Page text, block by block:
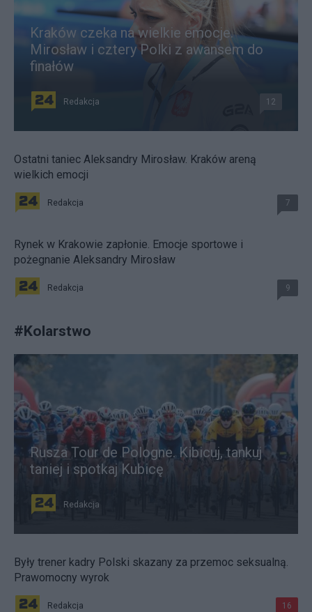
Kraków czeka na wielkie emocje.
Mirosław i cztery Polki z awansem do
finałów
Redakcja 12
Ostatni taniec Aleksandry Mirosław. Kraków areną
wielkich emocji
Redakcja 7
Rynek w Krakowie zapłonie. Emocje sportowe i
pożegnanie Aleksandry Mirosław
Redakcja 9
#Kolarstwo
Rusza Tour de Pologne. Kibicuj, tankuj
taniej i spotkaj Kubicę
Redakcja
Były trener kadry Polski skazany za przemoc seksualną.
Prawomocny wyrok
Redakcja 16